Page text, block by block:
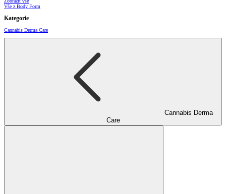
Vše z Body Form
Kategorie
Cannabis Derma Care
Cannabis Derma
Care